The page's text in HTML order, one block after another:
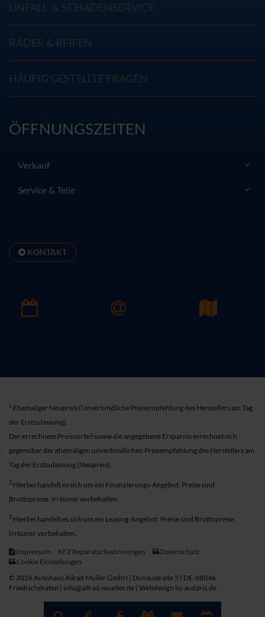
UNFALL- & SCHADENSERVICE
RÄDER & REIFEN
HÄUFIG GESTELLTE FRAGEN
ÖFFNUNGSZEITEN
Verkauf
Service & Teile
KONTAKT
1 Ehemaliger Neupreis (Unverbindliche Preisempfehlung des Herstellers am Tag
der Erstzulassung).
Der errechnete Preisvorteil sowie die angegebene Ersparnis errechnet sich
gegenüber der ehemaligen unverbindlichen Preisempfehlung des Herstellers am
Tag der Erstzulassung (Neupreis).
2 Hierbei handelt es sich um ein Finanzierungs-Angebot. Preise sind
Bruttopreise. Irrtümer vorbehalten.
3 Hierbei handelt es sich um ein Leasing-Angebot. Preise sind Bruttopreise.
Irrtümer vorbehalten.
Impressum KFZ Reparaturbedinnungen
Datenschutz
Cookie Einstellungen
© 2026 Autohaus Allrad Müller GmbH | Donaustraße 5 | DE-88046
Friedrichshafen | info@allrad-mueller.de | Webdesign by audaris.de